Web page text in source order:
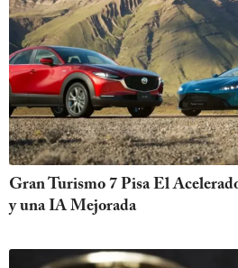
Gran Turismo 7 Pisa El
y una IA Mejorada